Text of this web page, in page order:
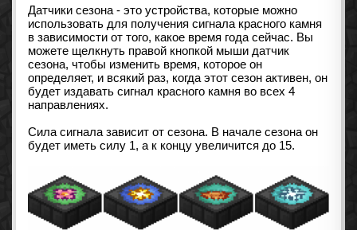
Датчики сезона - это устройства, которые можно
использовать для получения сигнала красного камня
в зависимости от того, какое время года сейчас. Вы
можете щелкнуть правой кнопкой мыши датчик
сезона, чтобы изменить время, которое он
определяет, и всякий раз, когда этот сезон активен, он
будет издавать сигнал красного камня во всех 4
направлениях.
Сила сигнала зависит от сезона. В начале сезона он
будет иметь силу 1, а к концу увеличится до 15.